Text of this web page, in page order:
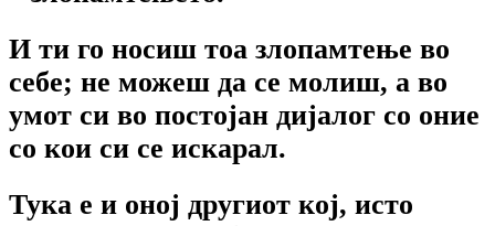
И ти го носиш тоа злопамтење во
себе; не можеш да се молиш, а во
умот си во постојан дијалог со оние
со кои си се искарал.
Тука е и оној другиот кој, исто